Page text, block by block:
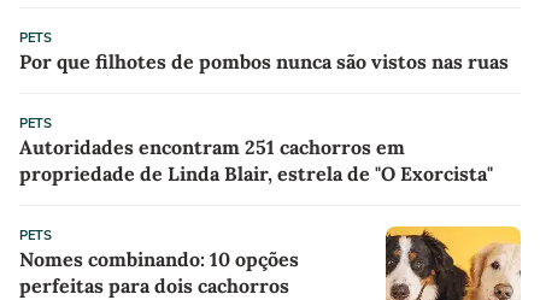
PETS
Por que filhotes de pombos nunca são vistos nas ruas
PETS
Autoridades encontram 251 cachorros em
propriedade de Linda Blair, estrela de "O Exorcista"
PETS
Nomes combinando: 10 opções
perfeitas para dois cachorros